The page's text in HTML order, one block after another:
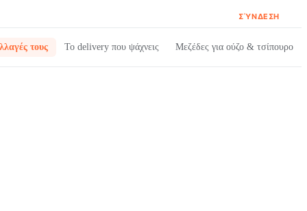
ΣΎΝΔΕΣΗ
τους Το delivery που ψάχνεις Μεζέδες για ούζο & τσίπουρο